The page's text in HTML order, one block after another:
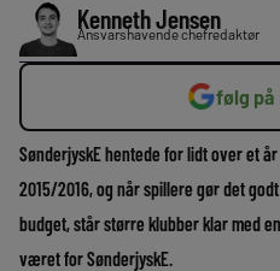
Kenneth Jensen
Ansvarshavende chefredaktør
følg på
SønderjyskE hentede for lidt over et
2015/2016, og når spillere gør det
budget, står større klubber klar med
været for SønderjyskE.